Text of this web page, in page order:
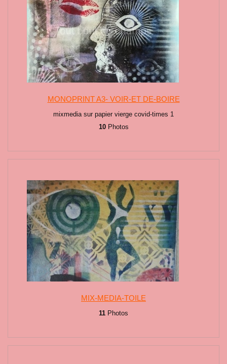
MONOPRINT A3- VOIR-ET DE-BOIRE
mixmedia sur papier vierge covid-times 1
10Photos
MIX-MEDIA-TOILE
11 Photos